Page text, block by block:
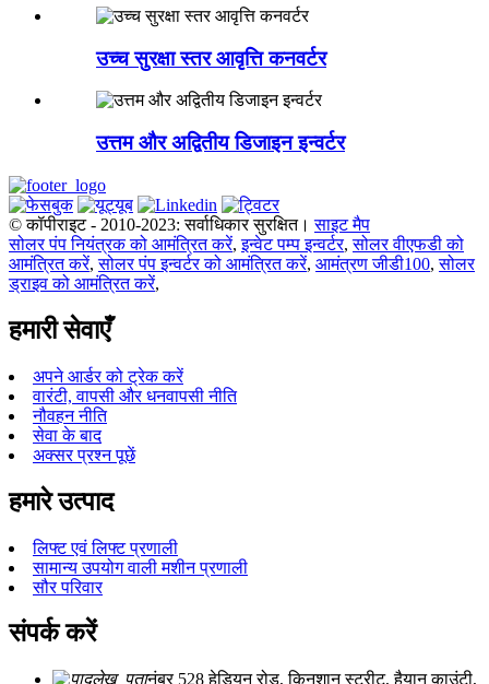
उच्च सुरक्षा स्तर आवृत्ति कनवर्टर
उत्तम और अद्वितीय डिजाइन इन्वर्टर
© कॉपीराइट - 2010-2023: सर्वाधिकार सुरक्षित। साइट मैप
सोलर पंप नियंत्रक को आमंत्रित करें,इन्वेट पम्प इन्वर्टर,सोलर वीएफडी को
आमंत्रित करें,सोलर पंप इन्वर्टर को आमंत्रित करें, आमंत्रण जीडी100,सोलर
ड्राइव को आमंत्रित करें,
हमारी सेवाएँ
अपने आर्डर को ट्रेक करें
वारंटी, वापसी और धनवापसी नीति
नौवहन नीति
सेवा के बाद
अक्सर प्रश्न पूछें
हमारे उत्पाद
लिफ्ट एवं लिफ्ट प्रणाली
सामान्य उपयोग वाली मशीन प्रणाली
सौर परिवार
संपर्क करें
नंबर 528 हेडियन रोड, क़िनशान स्ट्रीट, हैयान काउंटी,